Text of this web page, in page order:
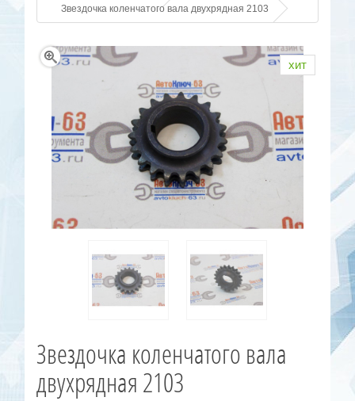
Звездочка коленчатого вала двухрядная 2103
хит
Звездочка коленчатого вала
двухрядная 2103